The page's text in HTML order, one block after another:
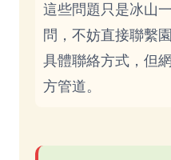
這些問題只是冰山
問，不妨直接聯繫
具體聯絡方式，但
方管道。